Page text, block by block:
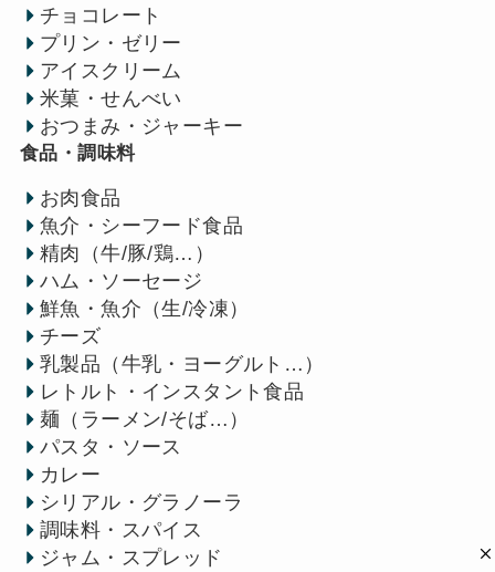
チョコレート
プリン・ゼリー
アイスクリーム
米菓・せんべい
おつまみ・ジャーキー
食品・調味料
お肉食品
魚介・シーフード食品
精肉（牛/豚/鶏…）
ハム・ソーセージ
鮮魚・魚介（生/冷凍）
チーズ
乳製品（牛乳・ヨーグルト…）
レトルト・インスタント食品
麺（ラーメン/そば…）
パスタ・ソース
カレー
シリアル・グラノーラ
調味料・スパイス
ジャム・スプレッド